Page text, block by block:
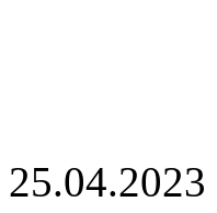
25.04.2023